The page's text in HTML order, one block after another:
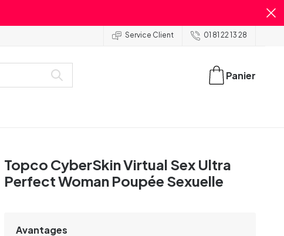
Service Client 01 81 22 13 28
Panier
Topco CyberSkin Virtual Sex Ultra
Perfect Woman Poupée Sexuelle
Avantages